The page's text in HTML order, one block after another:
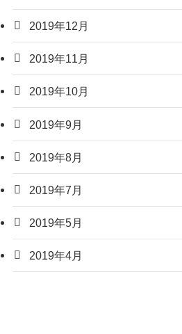
2019年12月
2019年11月
2019年10月
2019年9月
2019年8月
2019年7月
2019年5月
2019年4月